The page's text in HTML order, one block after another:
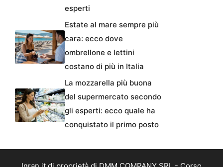
esperti
Estate al mare sempre più
cara: ecco dove
ombrellone e lettini
costano di più in Italia
La mozzarella più buona
del supermercato secondo
gli esperti: ecco quale ha
conquistato il primo posto